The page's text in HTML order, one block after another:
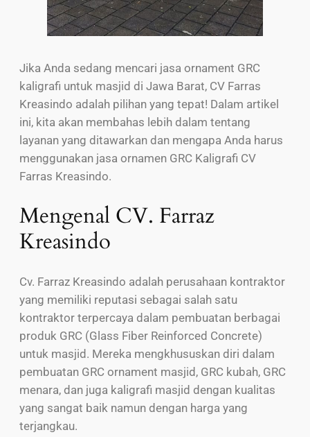
Jika Anda sedang mencari jasa ornament GRC
kaligrafi untuk masjid di Jawa Barat, CV Farras
Kreasindo adalah pilihan yang tepat! Dalam artikel
ini, kita akan membahas lebih dalam tentang
layanan yang ditawarkan dan mengapa Anda harus
menggunakan jasa ornamen GRC Kaligrafi CV
Farras Kreasindo.
Mengenal CV. Farraz
Kreasindo
Cv. Farraz Kreasindo adalah perusahaan kontraktor
yang memiliki reputasi sebagai salah satu
kontraktor terpercaya dalam pembuatan berbagai
produk GRC (Glass Fiber Reinforced Concrete)
untuk masjid. Mereka mengkhususkan diri dalam
pembuatan GRC ornament masjid, GRC kubah, GRC
menara, dan juga kaligrafi masjid dengan kualitas
yang sangat baik namun dengan harga yang
terjangkau.